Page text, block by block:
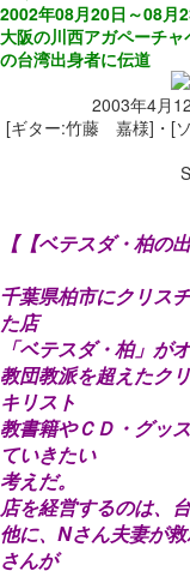
2002年08月20日～08月
大阪の川西アガペーチ
の台湾出身者に伝道
2003年4月
[ギター:竹藤 嘉様]・[
【【ベテスダ・柏の
千葉県柏市にクリス
た店
「ベテスダ・柏」が
教団教派を超えたク
キリスト
教書籍やＣＤ・グッ
ていきたい
考えだ。
店を経営するのは、
他に、Nさん夫妻が
さんが